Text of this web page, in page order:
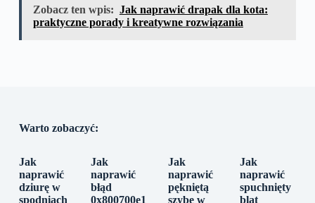
Zobacz ten wpis: Jak naprawić drapak dla kota:
praktyczne porady i kreatywne rozwiązania
Warto zobaczyć:
Jak
naprawić
dziurę w
spodniach
Jak
naprawić
błąd
0x800700e1
Jak
naprawić
pękniętą
szybę w
Jak
naprawić
spuchnięty
blat